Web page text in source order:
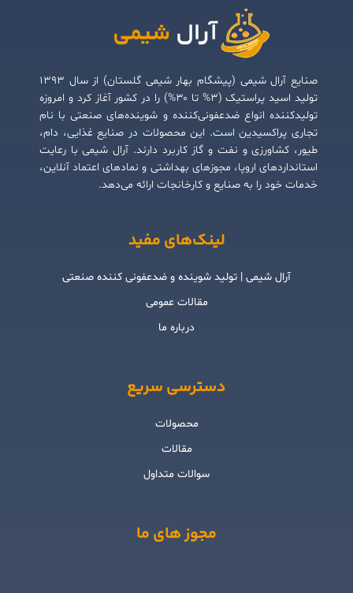
صنایع آرال شیمی (پیشگام بهار شیمی گلستان) از سال ۱۳۹۳
تولید اسید پراستیک (۳% تا ۳۰%) را در کشور آغاز کرد و امروزه
تولیدکننده انواع ضدعفونی‌کننده و شوینده‌های صنعتی با نام
تجاری پراکسیدین است. این محصولات در صنایع غذایی، دام،
طیور، کشاورزی و نفت و گاز کاربرد دارند. آرال شیمی با رعایت
استانداردهای اروپا، مجوزهای بهداشتی و نمادهای اعتماد آنلاین،
خدمات خود را به صنایع و کارخانجات ارائه می‌دهد.
لینک‌های مفید
آرال شیمی | تولید شوینده و ضدعفونی کننده صنعتی
مقالات عمومی
درباره ما
دسترسی سریع
محصولات
مقالات
سوالات متداول
مجوز های ما